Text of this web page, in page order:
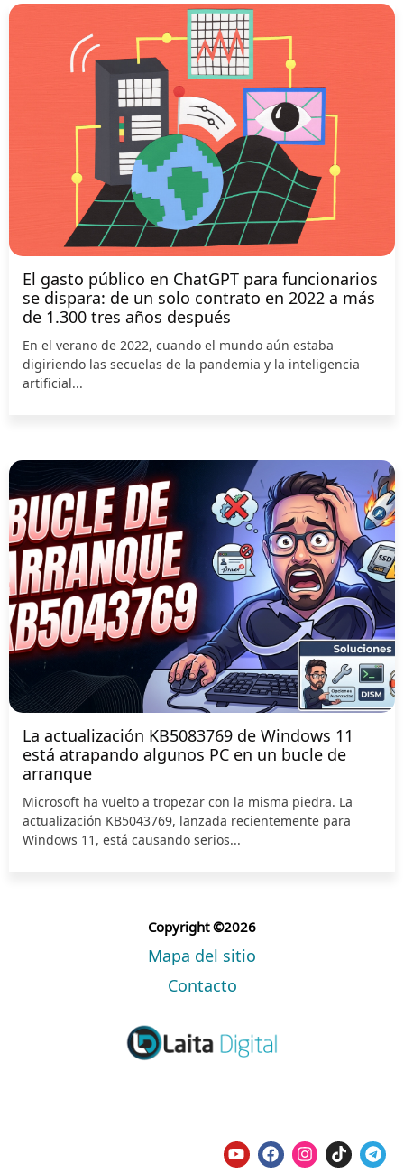
El gasto público en ChatGPT para funcionarios
se dispara: de un solo contrato en 2022 a más
de 1.300 tres años después
En el verano de 2022, cuando el mundo aún estaba
digiriendo las secuelas de la pandemia y la inteligencia
artificial...
La actualización KB5083769 de Windows 11
está atrapando algunos PC en un bucle de
arranque
Microsoft ha vuelto a tropezar con la misma piedra. La
actualización KB5043769, lanzada recientemente para
Windows 11, está causando serios...
Copyright ©2026
Mapa del sitio
Contacto